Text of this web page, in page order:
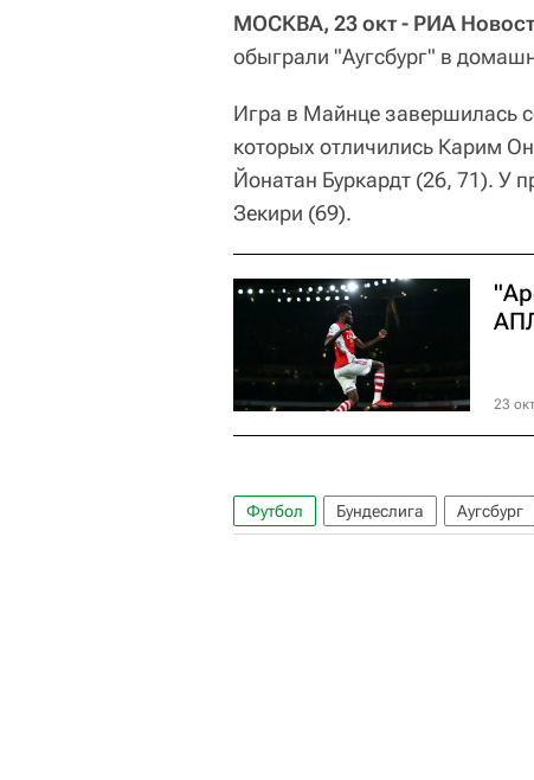
МОСКВА, 23 окт - РИА
обыграли "Аугсбург" в
Игра в Майнце завершилась
которых отличились Карим
Йонатан Буркардт (26, 71). У
Зекири (69).
23
Футбол Бундеслига Аугсбург